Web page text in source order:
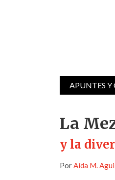
APUNTES Y
La
y la
PorAída M.